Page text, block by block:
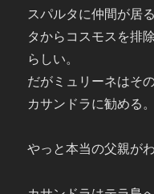
スパルタに仲間が居
タからコスモスを排
らしい。
だがミュリーネはそ
カサンドラに勧める。
やっと本当の父親が